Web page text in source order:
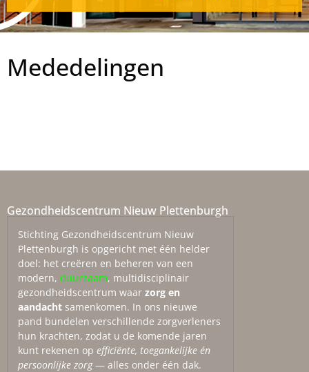
Mededelingen
Gezondheidscentrum Nieuw Plettenburgh
Stichting Gezondheidscentrum Nieuw
Plettenburgh is opgericht met één helder
doel: het creëren en beheren van een
modern, duurzaam, multidisciplinair
gezondheidscentrum waar zorg en
aandacht samenkomen. In ons nieuwe
pand bundelen verschillende zorgverleners
hun krachten, zodat u de komende jaren
kunt rekenen op efficiënte, toegankelijke én
persoonlijke zorg— alles onder één dak.